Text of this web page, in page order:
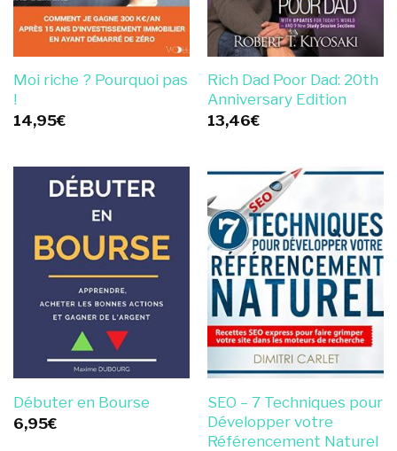
Moi riche ? Pourquoi pas
!
14,95€
Rich Dad Poor Dad: 20th
Anniversary Edition
13,46€
Débuter en Bourse
6,95€
SEO – 7 Techniques pour
Développer votre
Référencement Naturel